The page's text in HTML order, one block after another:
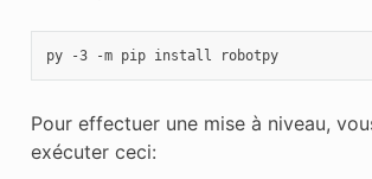
py -3 -m pip install robotpy
Pour effectuer une mise à niveau,
exécuter ceci: